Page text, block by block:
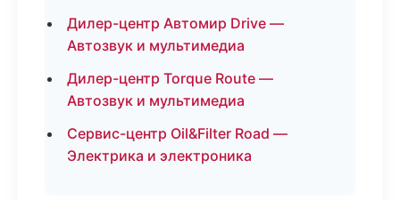
Дилер-центр Автомир Drive —
Автозвук и мультимедиа
Дилер-центр Torque Route —
Автозвук и мультимедиа
Сервис-центр Oil&Filter Road —
Электрика и электроника